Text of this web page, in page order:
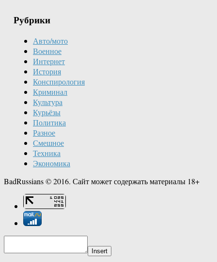
Рубрики
Авто/мото
Военное
Интернет
История
Конспирология
Криминал
Культура
Курьёзы
Политика
Разное
Смешное
Техника
Экономика
BadRussians © 2016. Сайт может содержать материалы 18+
Insert